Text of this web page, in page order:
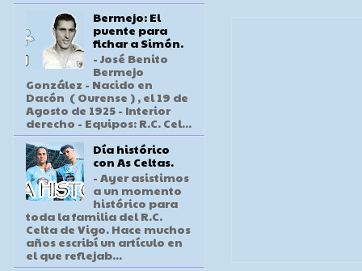
Bermejo: El
puente para
fichar a Simón.
- José Benito
Bermejo
González - Nacido en
Dacón ( Ourense ) , el 19 de
Agosto de 1925 - Interior
derecho - Equipos: R.C. Cel...
Día histórico
con As Celtas.
- Ayer asistimos
a un momento
histórico para
toda la familia del R.C.
Celta de Vigo. Hace muchos
años escribí un artículo en
el que reflejab...